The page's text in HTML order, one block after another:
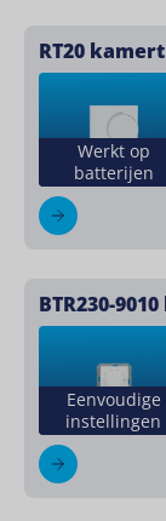
RT20
Werkt op
batterijen
BTR230-
Eenvoudige
instellingen